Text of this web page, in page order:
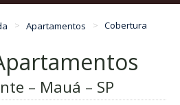
Apartamentos Cobertura
– Mauá – SP